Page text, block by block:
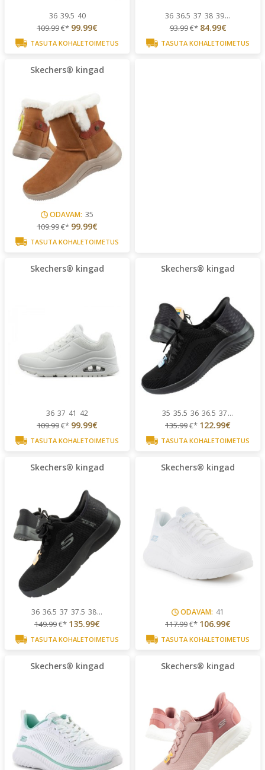
36 39.5 40
109.99€* 99.99€
TASUTA KOHALETOIMETUS
36 36.5 37 38 39...
93.99€* 84.99€
TASUTA KOHALETOIMETUS
Skechers® kingad
ODAVAM: 35
109.99€* 99.99€
TASUTA KOHALETOIMETUS
Skechers® kingad
36 37 41 42
109.99€* 99.99€
TASUTA KOHALETOIMETUS
Skechers® kingad
35 35.5 36 36.5 37...
135.99€* 122.99€
TASUTA KOHALETOIMETUS
Skechers® kingad
36 36.5 37 37.5 38...
149.99€* 135.99€
TASUTA KOHALETOIMETUS
Skechers® kingad
ODAVAM: 41
117.99€* 106.99€
TASUTA KOHALETOIMETUS
Skechers® kingad Skechers® kingad